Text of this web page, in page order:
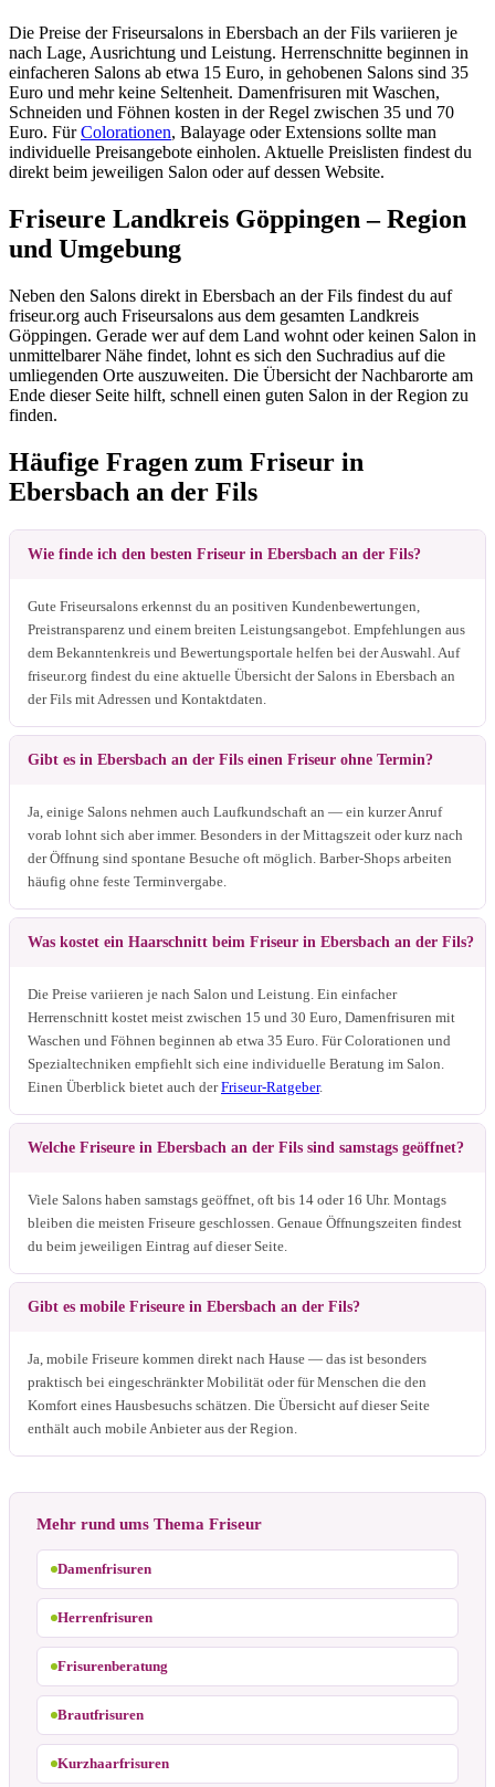
Die Preise der Friseursalons in Ebersbach an der Fils variieren je
nach Lage, Ausrichtung und Leistung. Herrenschnitte beginnen in
einfacheren Salons ab etwa 15 Euro, in gehobenen Salons sind 35
Euro und mehr keine Seltenheit. Damenfrisuren mit Waschen,
Schneiden und Föhnen kosten in der Regel zwischen 35 und 70
Euro. FürColorationen, Balayage oder Extensions sollte man
individuelle Preisangebote einholen. Aktuelle Preislisten findest du
direkt beim jeweiligen Salon oder auf dessen Website.
Friseure Landkreis Göppingen – Region
und Umgebung
Neben den Salons direkt in Ebersbach an der Fils findest du auf
friseur.org auch Friseursalons aus dem gesamten Landkreis
Göppingen. Gerade wer auf dem Land wohnt oder keinen Salon in
unmittelbarer Nähe findet, lohnt es sich den Suchradius auf die
umliegenden Orte auszuweiten. Die Übersicht der Nachbarorte am
Ende dieser Seite hilft, schnell einen guten Salon in der Region zu
finden.
Häufige Fragen zum Friseur in
Ebersbach an der Fils
Wie finde ich den besten Friseur in Ebersbach an der Fils?
Gute Friseursalons erkennst du an positiven Kundenbewertungen,
Preistransparenz und einem breiten Leistungsangebot. Empfehlungen aus
dem Bekanntenkreis und Bewertungsportale helfen bei der Auswahl. Auf
friseur.org findest du eine aktuelle Übersicht der Salons in Ebersbach an
der Fils mit Adressen und Kontaktdaten.
Gibt es in Ebersbach an der Fils einen Friseur ohne Termin?
Ja, einige Salons nehmen auch Laufkundschaft an — ein kurzer Anruf
vorab lohnt sich aber immer. Besonders in der Mittagszeit oder kurz nach
der Öffnung sind spontane Besuche oft möglich. Barber-Shops arbeiten
häufig ohne feste Terminvergabe.
Was kostet ein Haarschnitt beim Friseur in Ebersbach an der Fils?
Die Preise variieren je nach Salon und Leistung. Ein einfacher
Herrenschnitt kostet meist zwischen 15 und 30 Euro, Damenfrisuren mit
Waschen und Föhnen beginnen ab etwa 35 Euro. Für Colorationen und
Spezialtechniken empfiehlt sich eine individuelle Beratung im Salon.
Einen Überblick bietet auch derFriseur-Ratgeber.
Welche Friseure in Ebersbach an der Fils sind samstags geöffnet?
Viele Salons haben samstags geöffnet, oft bis 14 oder 16 Uhr. Montags
bleiben die meisten Friseure geschlossen. Genaue Öffnungszeiten findest
du beim jeweiligen Eintrag auf dieser Seite.
Gibt es mobile Friseure in Ebersbach an der Fils?
Ja, mobile Friseure kommen direkt nach Hause — das ist besonders
praktisch bei eingeschränkter Mobilität oder für Menschen die den
Komfort eines Hausbesuchs schätzen. Die Übersicht auf dieser Seite
enthält auch mobile Anbieter aus der Region.
Mehr rund ums Thema Friseur
Damenfrisuren
Herrenfrisuren
Frisurenberatung
Brautfrisuren
Kurzhaarfrisuren